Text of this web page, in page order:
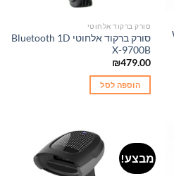
סורק ברקוד אלחוטי
סורק ברקוד אלחוטי Bluetooth 1D
X-9700B
₪479.00
הוספה לסל
מבצע!